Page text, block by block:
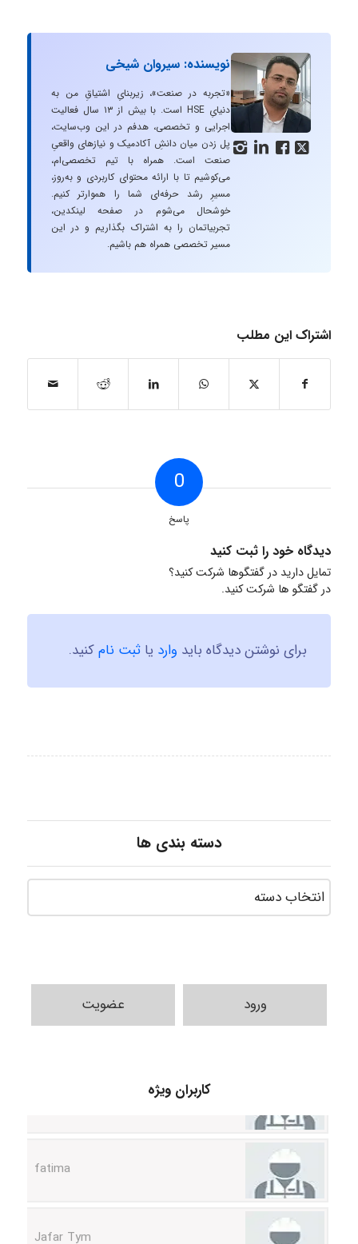
   
نویسنده: سیروان شیخی
«تجربه در صنعت»، زیربنایِ اشتیاقِ من به
دنیایِ HSE است. با بیش از ۱۳ سال فعالیت
اجرایی و تخصصی، هدفم در این وب‌سایت،
پل زدن میان دانشِ آکادمیک و نیازهای واقعیِ
صنعت است. همراه با تیم تخصصی‌ام،
می‌کوشیم تا با ارائه محتوای کاربردی و به‌روز،
مسیرِ رشد حرفه‌ای شما را هموارتر کنیم.
خوشحال می‌شوم در صفحه لینکدین،
تجربیاتمان را به اشتراک بگذاریم و در این
مسیر تخصصی همراه هم باشیم.
اشتراک این مطلب
0
پاسخ
دیدگاه خود را ثبت کنید
تمایل دارید در گفتگوها شرکت کنید؟
در گفتگو ها شرکت کنید.
برای نوشتن دیدگاه باید وارد یا ثبت نامکنید.
دسته بندی ها
ورود عضویت
کاربران ویژه